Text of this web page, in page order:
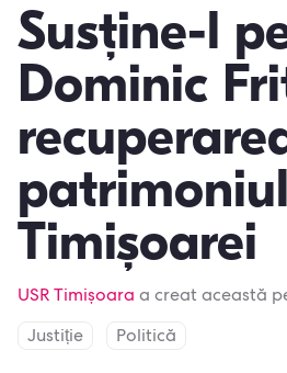
Susține-l
Dominic
Timișoarei
USR Timișoara a creat această
Justiție
Politică